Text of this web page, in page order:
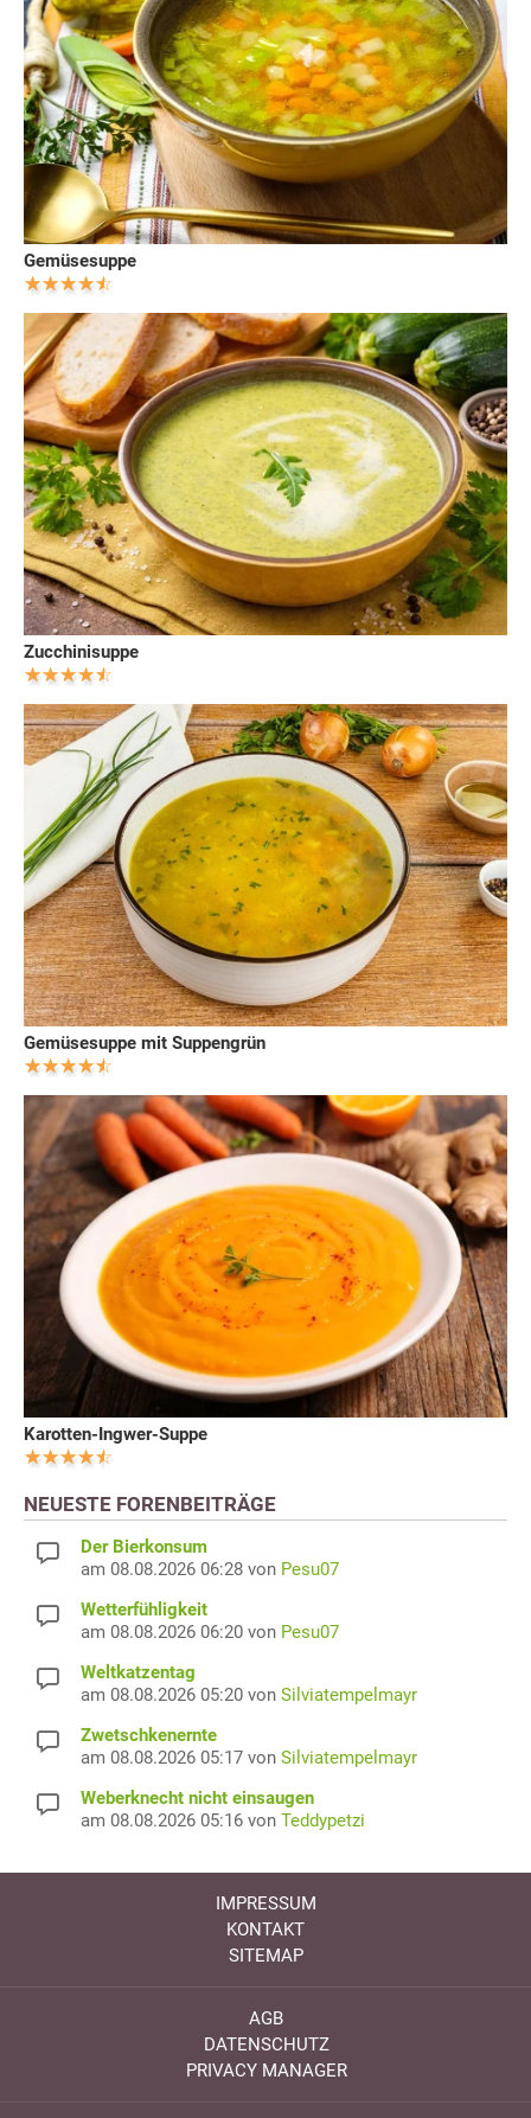
Gemüsesuppe
Zucchinisuppe
Gemüsesuppe mit Suppengrün
Karotten-Ingwer-Suppe
NEUESTE FORENBEITRÄGE
Der Bierkonsum
am 08.08.2026 06:28 von Pesu07
Wetterfühligkeit
am 08.08.2026 06:20 von Pesu07
Weltkatzentag
am 08.08.2026 05:20 von Silviatempelmayr
Zwetschkenernte
am 08.08.2026 05:17 von Silviatempelmayr
Weberknecht nicht einsaugen
am 08.08.2026 05:16 von Teddypetzi
IMPRESSUM
KONTAKT
SITEMAP
AGB
DATENSCHUTZ
PRIVACY MANAGER